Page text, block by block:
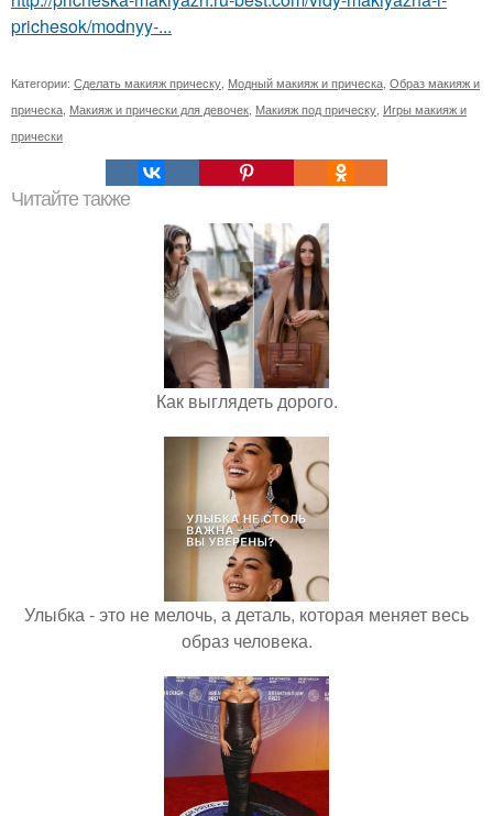
prichesok/modnyy-...
Категории: Сделать макияж прическу, Модный макияж и прическа, Образ макияж и
прическа, Макияж и прически для девочек, Макияж под прическу, Игры макияж и
прически
Читайте также
Как выглядеть дорого.
Улыбка - это не мелочь, а деталь, которая меняет весь
образ человека.